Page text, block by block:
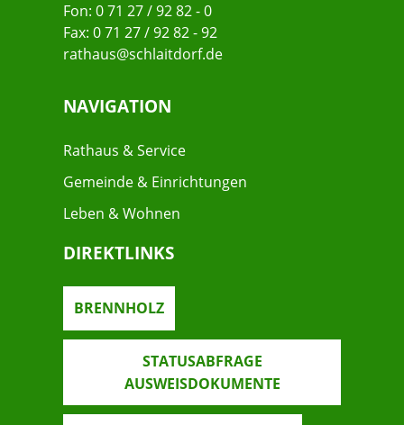
Fon: 0 71 27 / 92 82 - 0
Fax: 0 71 27 / 92 82 - 92
rathaus@schlaitdorf.de
NAVIGATION
Rathaus & Service
Gemeinde & Einrichtungen
Leben & Wohnen
DIREKTLINKS
BRENNHOLZ
STATUSABFRAGE
AUSWEISDOKUMENTE